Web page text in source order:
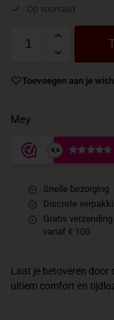
Op voorraad
Toevoegen aan je
Mey
Snelle bezorging
Discrete
Gratis
vanaf € 100
Laat je betoveren door
ultiem comfort en